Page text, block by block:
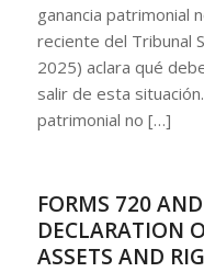
ganancia patrimonial
reciente del Tribunal
2025) aclara qué
salir de esta
patrimonial no […]
FORMS 720
DECLARATION
ASSETS AND